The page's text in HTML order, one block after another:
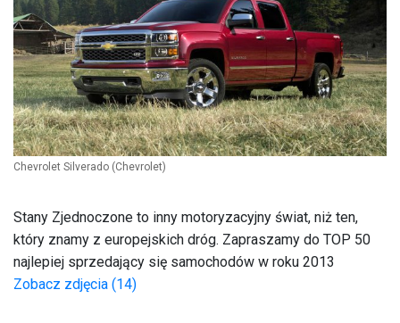
Chevrolet Silverado (Chevrolet)
Stany Zjednoczone to inny motoryzacyjny świat, niż ten,
który znamy z europejskich dróg. Zapraszamy do TOP 50
najlepiej sprzedający się samochodów w roku 2013
Zobacz zdjęcia (14)